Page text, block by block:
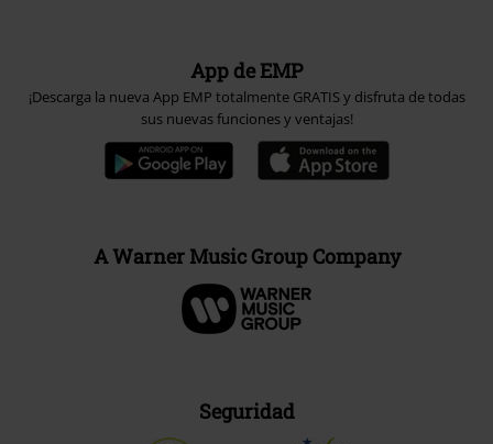
App de EMP
¡Descarga la nueva App EMP totalmente GRATIS y disfruta de todas
sus nuevas funciones y ventajas!
A Warner Music Group Company
Seguridad